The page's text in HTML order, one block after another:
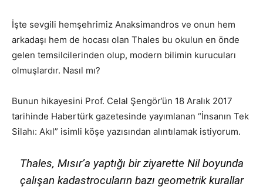
İşte sevgili hemşehrimiz Anaksimandros ve onun hem
arkadaşı hem de hocası olan Thales bu okulun en önde
gelen temsilcilerinden olup, modern bilimin kurucuları
olmuşlardır. Nasıl mı?
Bunun hikayesini Prof. Celal Şengör’ün 18 Aralık 2017
tarihinde Habertürk gazetesinde yayımlanan “İnsanın Tek
Silahı: Akıl” isimli köşe yazısından alıntılamak istiyorum.
Thales, Mısır’a yaptığı bir ziyarette Nil boyunda
çalışan kadastrocuların bazı geometrik kurallar